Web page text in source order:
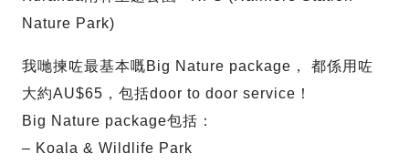
Nature Park)
我哋揀咗最基本嘅Big Nature package， 都係用咗
大約AU$65，包括door to door service！
Big Nature package包括：
– Koala & Wildlife Park